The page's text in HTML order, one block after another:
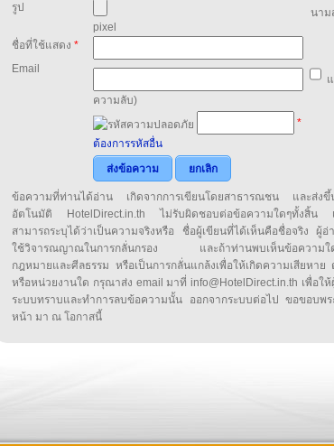
รูป
นาม
pixel
ชื่อที่ใช้แสดง *
Email
ความลับ)
*
ต้องการรหัสอื่น
ส่งข้อความ
ยกเลิก
ข้อความที่ท่านได้อ่าน เกิดจากการเขียนโดยสาธารณชน และส่งขึ้
อัตโนมัติ HotelDirect.in.th ไม่รับผิดชอบต่อข้อความใดๆทั้งสิ้น เ
สามารถระบุได้ว่าเป็นความจริงหรือ ชื่อผู้เขียนที่ได้เห็นคือชื่อจริง ผู้อ่
ใช้วิจารณญาณในการกลั่นกรอง และถ้าท่านพบเห็นข้อความใ
กฎหมายและศีลธรรม หรือเป็นการกลั่นแกล้งเพื่อให้เกิดความเสียหาย
หรือหน่วยงานใด กรุณาส่ง email มาที่ info@HotelDirect.in.th เพื่อใ
ระบบทราบและทำการลบข้อความนั้น ออกจากระบบต่อไป ขอขอบพ
หน้า มา ณ โอกาสนี้